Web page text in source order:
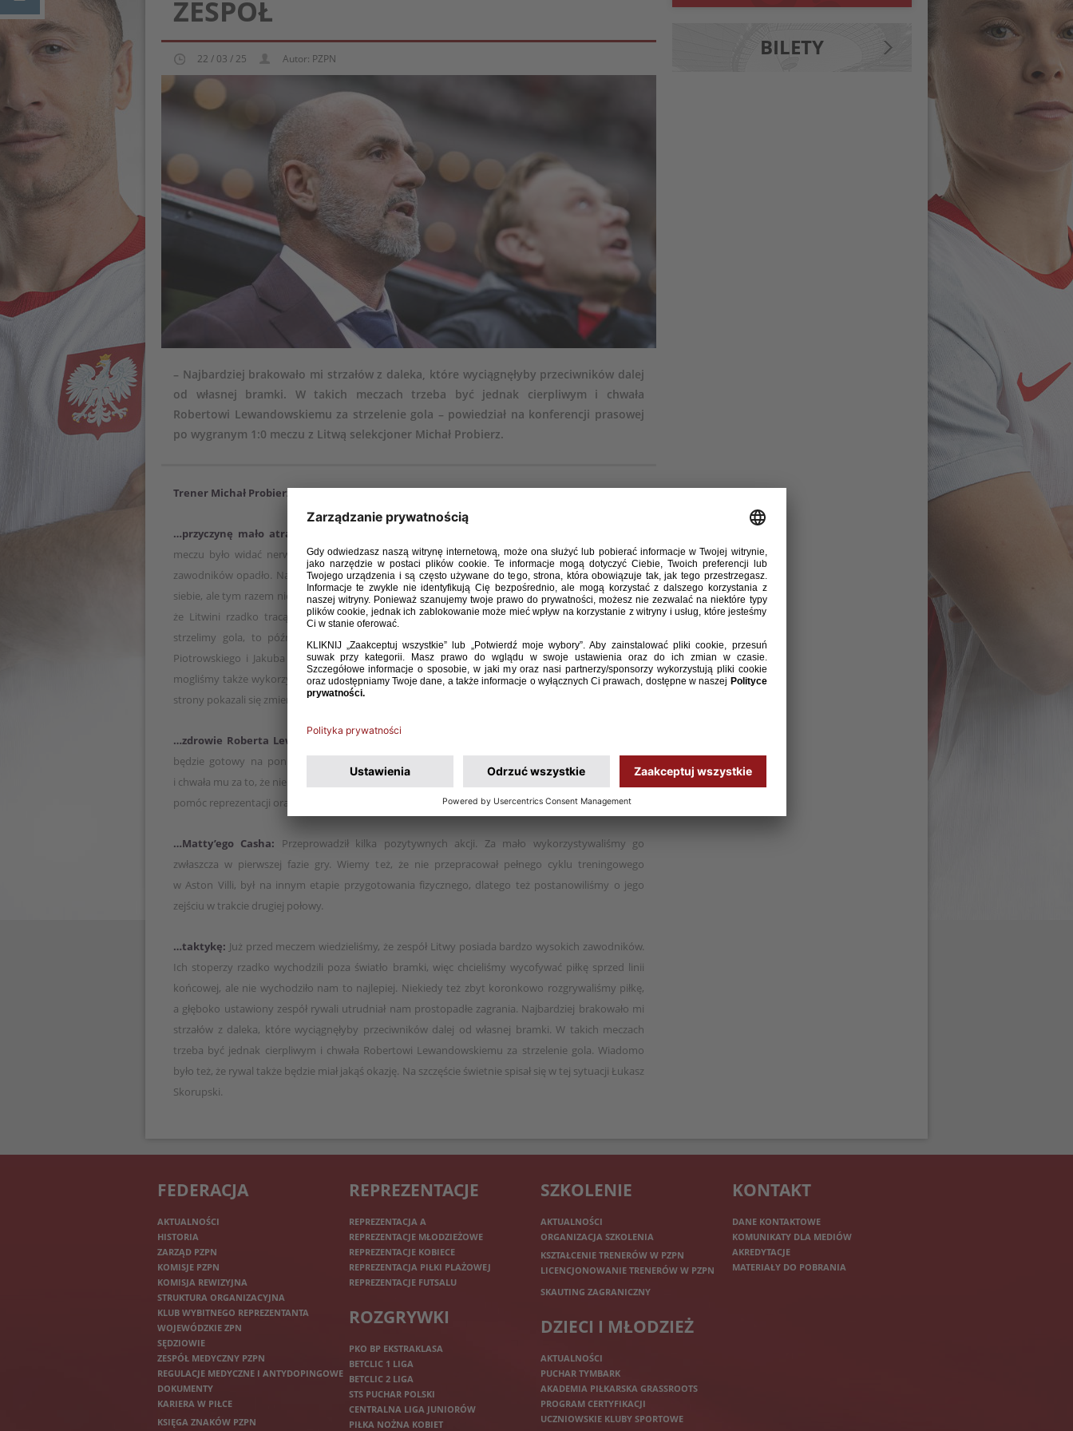
ZESPÓŁ
22 / 03 / 25 Autor: PZPN
– Najbardziej brakowało mi strzałów z daleka, które wyciągnęłyby przeciwników dalej
od własnej bramki. W takich meczach trzeba być jednak cierpliwym i chwała
Robertowi Lewandowskiemu za strzelenie gola – powiedział na konferencji prasowej
po wygranym 1:0 meczu z Litwą selekcjoner Michał Probierz.
Trener Michał Probierz odpowiedział na pytania dziennikarzy o…
…przyczynę mało atrakcyjnej gry:
meczu było widać nerwowość w zespole. Po meczach Ligi Narodów pewność siebie niektórych
zawodników opadło. Na dodatek brakowało nam dziś lidera. Piotr Zieliński zawsze bierze piłkę na
siebie, ale tym razem nie mógł nam pomóc. Wiedzieliśmy, że to będzie trudne spotkanie, zwłaszcza
że Litwini rzadko tracą więcej niż dwie bramki. Zdawaliśmy sobie sprawę, że jeśli szybko nie
strzelimy gola, to później będzie coraz trudniej. Dlatego właśnie mieliśmy na boisku Jakuba
Piotrowskiego i Jakuba Modera, aby strzelali z daleka. Tego było zdecydowanie za mało. Lepiej
mogliśmy także wykorzystać stałe fragmenty gry. Ważne jednak, że byliśmy cierpliwi. Z pozytywnej
strony pokazali się zmiennicy. Dali drużynie impuls i pokazali, że mogą ją napędzić.
…zdrowie Roberta Lewandowskiego:
będzie gotowy na poniedziałkowy mecz z Maltą. Od pewnego czasu boryka się z problemem
i chwała mu za to, że nie szukał usprawiedliwień, tylko przyjechał na zgrupowanie i robi wszystko, by
pomóc reprezentacji oraz być jej mocnym punktem.
…Matty’ego Casha: Przeprowadził kilka pozytywnych akcji. Za mało wykorzystywaliśmy go
zwłaszcza w pierwszej fazie gry. Wiemy też, że nie przepracował pełnego cyklu treningowego
w Aston Villi, był na innym etapie przygotowania fizycznego, dlatego też postanowiliśmy o jego
zejściu w trakcie drugiej połowy.
…taktykę: Już przed meczem wiedzieliśmy, że zespół Litwy posiada bardzo wysokich zawodników.
Ich stoperzy rzadko wychodzili poza światło bramki, więc chcieliśmy wycofywać piłkę sprzed linii
końcowej, ale nie wychodziło nam to najlepiej. Niekiedy też zbyt koronkowo rozgrywaliśmy piłkę,
a głęboko ustawiony zespół rywali utrudniał nam prostopadłe zagrania. Najbardziej brakowało mi
strzałów z daleka, które wyciągnęłyby przeciwników dalej od własnej bramki. W takich meczach
trzeba być jednak cierpliwym i chwała Robertowi Lewandowskiemu za strzelenie gola. Wiadomo
było też, że rywal także będzie miał jakąś okazję. Na szczęście świetnie spisał się w tej sytuacji Łukasz
Skorupski.
BILETY
FEDERACJA
AKTUALNOŚCI
HISTORIA
ZARZĄD PZPN
KOMISJE PZPN
KOMISJA REWIZYJNA
STRUKTURA ORGANIZACYJNA
KLUB WYBITNEGO REPREZENTANTA
WOJEWÓDZKIE ZPN
SĘDZIOWIE
ZESPÓŁ MEDYCZNY PZPN
REGULACJE MEDYCZNE I ANTYDOPINGOWE
DOKUMENTY
KARIERA W PIŁCE
KSIĘGA ZNAKÓW PZPN
REPREZENTACJE
REPREZENTACJA A
REPREZENTACJE MŁODZIEŻOWE
REPREZENTACJE KOBIECE
REPREZENTACJA PIŁKI PLAŻOWEJ
REPREZENTACJE FUTSALU
ROZGRYWKI
PKO BP EKSTRAKLASA
BETCLIC 1 LIGA
BETCLIC 2 LIGA
STS PUCHAR POLSKI
CENTRALNA LIGA JUNIORÓW
PIŁKA NOŻNA KOBIET
SZKOLENIE
AKTUALNOŚCI
ORGANIZACJA SZKOLENIA
KSZTAŁCENIE TRENERÓW W PZPN
LICENCJONOWANIE TRENERÓW W PZPN
SKAUTING ZAGRANICZNY
DZIECI I MŁODZIEŻ
AKTUALNOŚCI
PUCHAR TYMBARK
AKADEMIA PIŁKARSKA GRASSROOTS
PROGRAM CERTYFIKACJI
UCZNIOWSKIE KLUBY SPORTOWE
KONTAKT
DANE KONTAKTOWE
KOMUNIKATY DLA MEDIÓW
AKREDYTACJE
MATERIAŁY DO POBRANIA